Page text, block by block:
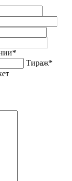
Тираж*